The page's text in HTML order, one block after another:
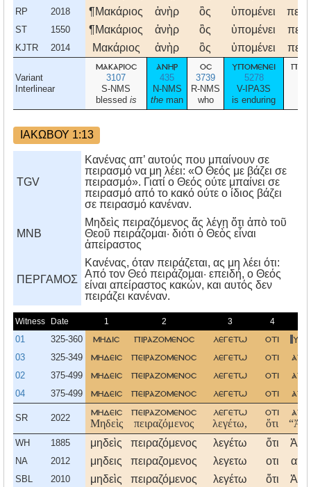
RP 2018 ¶Μακάριος ἀνὴρ ὃς ὑπομένει
ST 1550 ¶Μακάριος ἀνὴρ ὃς ὑπομένει
KJTR 2014 Μακάριος ἀνὴρ ὃς ὑπομένει
Variant
Interlinear
μακαριοσ
3107
S-NMS
blessed is
ανηρ
435
N-NMS
the man
οσ
3739
R-NMS
who
υπομενει
5278
V-IPA3S
is enduring
ΙΑΚΩΒΟΥ 1:13
TGV
Κανένας απ’ αυτούς που μπαίνουν σε
πειρασμό να μη λέει: «Ο Θεός με βάζει σε
πειρασμό». Γιατί ο Θεός ούτε μπαίνει σε
πειρασμό από το κακό ούτε ο ίδιος βάζει
σε πειρασμό κανέναν.
MNB
Μηδεὶς πειραζόμενος ἄς λέγῃ ὅτι ἀπὸ τοῦ
Θεοῦ πειράζομαι· διότι ὁ Θεὸς εἶναι
ἀπείραστος
ΠΕΡΓΑΜΟΣ
Kανένας, όταν πειράζεται, ας μη λέει ότι:
Aπό τον Θεό πειράζομαι· επειδή, ο Θεός
είναι απείραστος κακών, και αυτός δεν
πειράζει κανέναν.
Witness Date 1 2 3 4
01 325-360 μηδισ πιραζομενοσ λεγετω οτι υπο
03 325-349 μηδεισ πειραζομενοσ λεγετω οτι απο
02 375-499 μηδεισ πειραζομενοσ λεγετω οτι απο
04 375-499 μηδεισ πειραζομενοσ λεγετω οτι απο
SR 2022
μηδεισ
Μηδεὶς
πειραζομενοσ
πειραζόμενος
λεγετω
λεγέτω,
οτι
ὅτι
απο
WH 1885 μηδεὶς πειραζόμενος λεγέτω ὅτι Ἀπὸ
NA 2012 μηδεις πειραζομενος λεγετω οτι απο
SBL 2010 μηδεὶς πειραζόμενος λεγέτω ὅτι Ἀπὸ